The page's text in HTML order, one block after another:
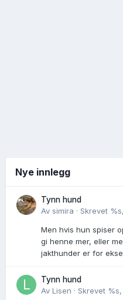
Nye innlegg
Tynn hund
Av simira · Skrevet
Men hvis hun spiser
gi henne mer, eller
jakthunder er for
Tynn hund
Av Lisen · Skrevet